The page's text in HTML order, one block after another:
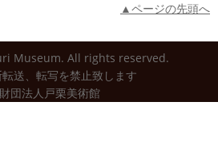
▲ページの先頭へ
Museum. All rights reserved.
送、転写を禁止致します
団法人戸栗美術館